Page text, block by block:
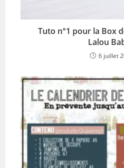
Tuto n°1 pour la Box
Lalou
6 juillet